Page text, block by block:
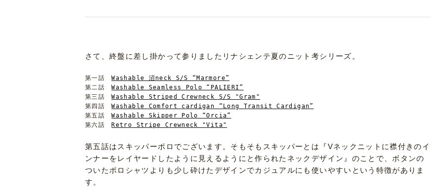
さて、終盤に差し掛かって参りましたリナシェンテ夏のニット考シリーズ。
第一話 Washable 沼neck S/S “Marmore”
第二話 Washable Seamless Polo “PALIERI”
第三話 Washable Striped Crewneck S/S "Gram"
第四話 Washable Comfort cardigan “Long Transit Cardigan”
第五話 Washable Skipper Polo “Orcia”
第六話 Retro Stripe Crewneck "Vita"
第五話はスキッパーポロでございます。そもそもスキッパーとは『Vネックニットに襟付きのイ
ンナーをレイヤードしたように見えるようにと作られたネックデザイン』のことで、ボタンの
ついたポロシャツよりも少し砕けたデザインでカジュアルにも使いやすいという特徴がありま
す。